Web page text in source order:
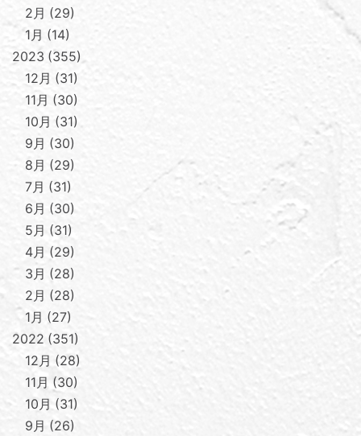
2月
29
1月
14
2023 355
12月
31
11月
30
10月
31
9月
30
8月
29
7月
31
6月
30
5月
31
4月
29
3月
28
2月
28
1月
27
2022 351
12月
28
11月
30
10月
31
9月
26